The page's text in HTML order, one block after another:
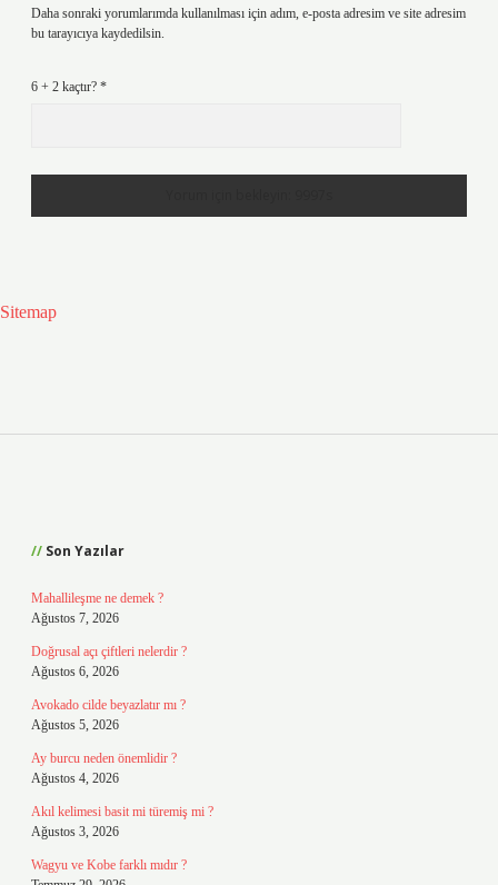
Daha sonraki yorumlarımda kullanılması için adım, e-posta adresim ve site adresim
bu tarayıcıya kaydedilsin.
6 + 2 kaçtır? *
Sitemap
Son Yazılar
Mahallileşme ne demek ?
Ağustos 7, 2026
Doğrusal açı çiftleri nelerdir ?
Ağustos 6, 2026
Avokado cilde beyazlatır mı ?
Ağustos 5, 2026
Ay burcu neden önemlidir ?
Ağustos 4, 2026
Akıl kelimesi basit mi türemiş mi ?
Ağustos 3, 2026
Wagyu ve Kobe farklı mıdır ?